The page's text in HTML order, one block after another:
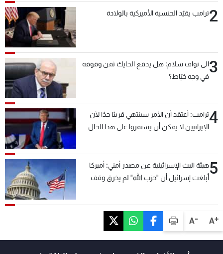
A+
A-
2ترامب يقيّد الجنسية الأميركية بالولادة
3الى نواف سلام: هل يدفع الحايك ثمن وقوفه
في وجه خيّاط؟
4ترامب: أعتقد أن الأمر سينتهي قريبًا جدًا لأن
الإيرانيين لا يمكن أن يستمروا على هذا الحال
5هيئة البث الإسرائيلية عن مصدر أمني: أميركا
أبلغت إسرائيل أن "حزب الله" لم يخرق وقف